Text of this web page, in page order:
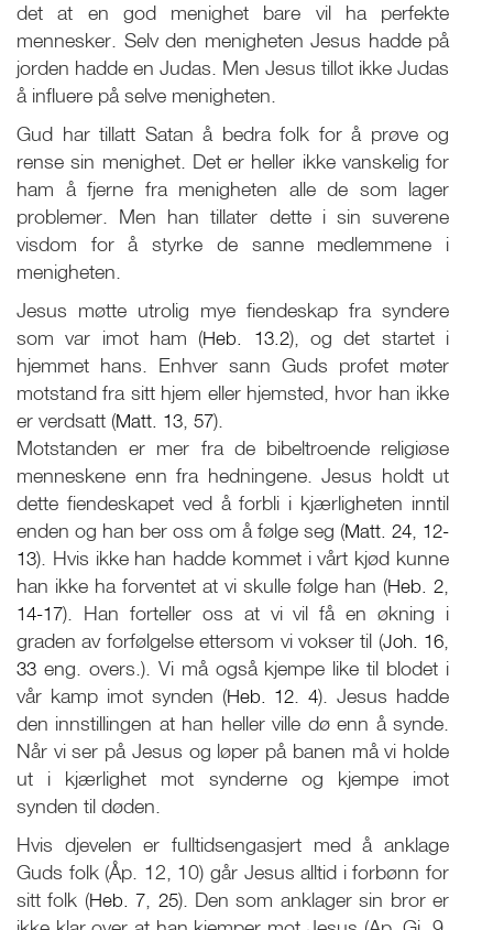
det at en god menighet bare vil ha perfekte
mennesker. Selv den menigheten Jesus hadde på
jorden hadde en Judas. Men Jesus tillot ikke Judas
å influere på selve menigheten.
Gud har tillatt Satan å bedra folk for å prøve og
rense sin menighet. Det er heller ikke vanskelig for
ham å fjerne fra menigheten alle de som lager
problemer. Men han tillater dette i sin suverene
visdom for å styrke de sanne medlemmene i
menigheten.
Jesus møtte utrolig mye fiendeskap fra syndere
som var imot ham (Heb. 13.2), og det startet i
hjemmet hans. Enhver sann Guds profet møter
motstand fra sitt hjem eller hjemsted, hvor han ikke
er verdsatt (Matt. 13 57).
Motstanden er mer fra de bibeltroende religiøse
menneskene enn fra hedningene. Jesus holdt ut
dette fiendeskapet ved å forbli i kjærligheten inntil
enden og han ber oss om å følge seg (Matt. 24 12-
13). Hvis ikke han hadde kommet i vårt kjød kunne
han ikke ha forventet at vi skulle følge han (Heb. 2
14-17). Han forteller oss at vi vil få en økning i
graden av forfølgelse ettersom vi vokser til (Joh. 16
33 eng. overs.). Vi må også kjempe like til blodet i
vår kamp imot synden (Heb. 12 .4). Jesus hadde
den innstillingen at han heller ville dø enn å synde.
Når vi ser på Jesus og løper på banen må vi holde
ut i kjærlighet mot synderne og kjempe imot
synden til døden.
Hvis djevelen er fulltidsengasjert med å anklage
Guds folk (Åp. 12, 10) går Jesus alltid i forbønn for
sitt folk (Heb. 7 25). Den som anklager sin bror er